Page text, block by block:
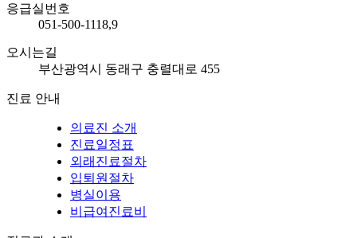
응급실번호
051-500-1118,9
오시는길
부산광역시 동래구 충렬대로 455
진료 안내
의료진 소개
진료일정표
외래진료절차
입퇴원절차
병실이용
비급여진료비